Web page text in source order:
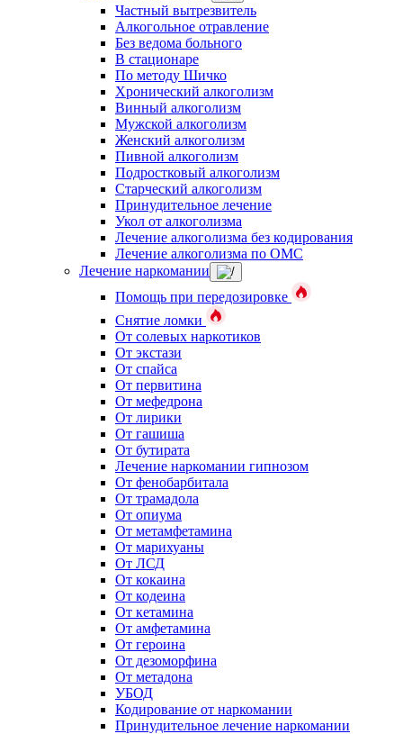
Частный вытрезвитель
Алкогольное отравление
Без ведома больного
В стационаре
По методу Шичко
Хронический алкоголизм
Винный алкоголизм
Мужской алкоголизм
Женский алкоголизм
Пивной алкоголизм
Подростковый алкоголизм
Старческий алкоголизм
Принудительное лечение
Укол от алкоголизма
Лечение алкоголизма без кодирования
Лечение алкоголизма по ОМС
Лечение наркомании
Помощь при передозировке
Снятие ломки
От солевых наркотиков
От экстази
От спайса
От первитина
От мефедрона
От лирики
От гашиша
От бутирата
Лечение наркомании гипнозом
От фенобарбитала
От трамадола
От опиума
От метамфетамина
От марихуаны
От ЛСД
От кокаина
От кодеина
От кетамина
От амфетамина
От героина
От дезоморфина
От метадона
УБОД
Кодирование от наркомании
Принудительное лечение наркомании